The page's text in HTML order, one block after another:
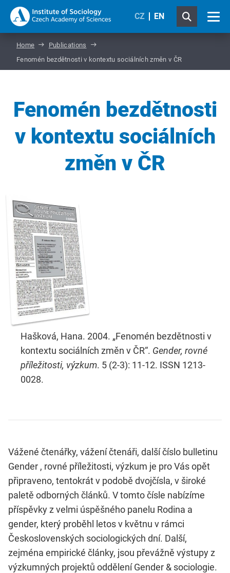
CZ EN
Home
Publications
Fenomén bezdětnosti v kontextu sociálních změn v ČR
Fenomén bezdětnosti
v kontextu sociálních
změn v ČR
Hašková, Hana. 2004. „Fenomén bezdětnosti v
kontextu sociálních změn v ČR“. Gender, rovné
příležitosti, výzkum. 5 (2-3): 11-12. ISSN 1213-
0028.
Vážené čtenářky, vážení čtenáři, další číslo bulletinu
Gender , rovné příležitosti, výzkum je pro Vás opět
připraveno, tentokrát v podobě dvojčísla, v široké
paletě odborných článků. V tomto čísle nabízíme
příspěvky z velmi úspěšného panelu Rodina a
gender, který proběhl letos v květnu v rámci
Československých sociologických dní. Další,
zejména empirické články, jsou převážně výstupy z
výzkumných projektů oddělení Gender & sociologie.